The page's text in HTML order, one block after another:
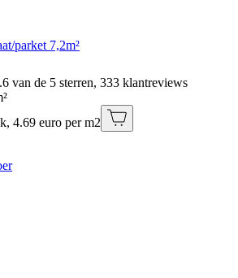
parket 7,2m²
van de 5 sterren, 333 klantreviews
4.69 euro per m2